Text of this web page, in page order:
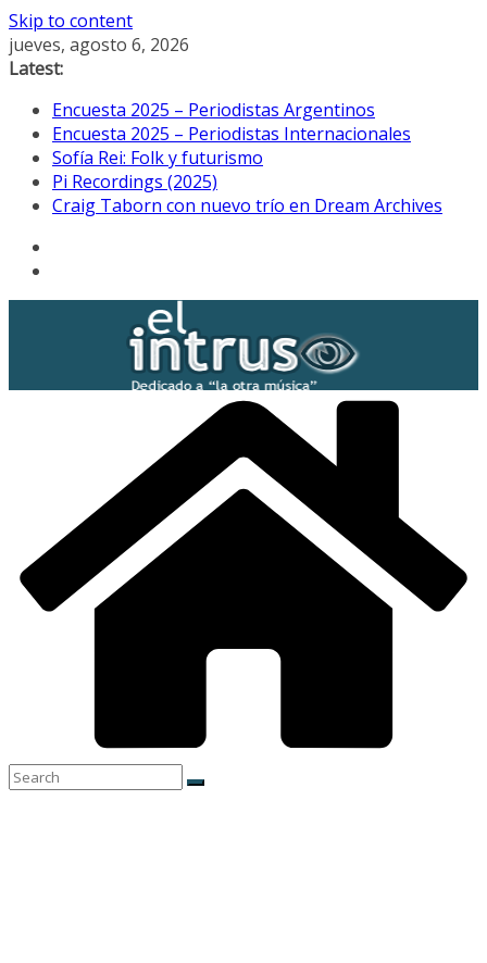
Skip to content
jueves, agosto 6, 2026
Latest:
Encuesta 2025 – Periodistas Argentinos
Encuesta 2025 – Periodistas Internacionales
Sofía Rei: Folk y futurismo
Pi Recordings (2025)
Craig Taborn con nuevo trío en Dream Archives